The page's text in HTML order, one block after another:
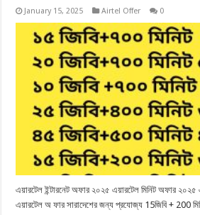
January 15, 2025 Airtel Offer 0
এয়ারটেল ইন্টারনেট অফার ২০২৫ এয়ারটেল মিনিট অফার
এয়ারটেল অ ফার সারাদেশের জন্য প্রযোজ্য 15জিবি + 200